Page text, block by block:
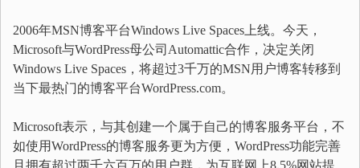
2006年MSN博客平台Windows Live Spaces上线。今天，
Microsoft与WordPress母公司Automattic合作，决定关闭
Windows Live Spaces，将超过3千万的MSN用户博客转移到
当下最热门的博客平台WordPress.com。
Microsoft表示，与其创建一个属于自己的博客服务平台，不
如使用WordPress的博客服务更为方便，WordPress功能完善
且拥有超过两千六百万的用户群，为互联网上8.5%网站提